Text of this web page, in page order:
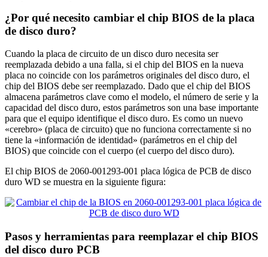
¿Por qué necesito cambiar el chip BIOS de la placa
de disco duro?
Cuando la placa de circuito de un disco duro necesita ser
reemplazada debido a una falla, si el chip del BIOS en la nueva
placa no coincide con los parámetros originales del disco duro, el
chip del BIOS debe ser reemplazado. Dado que el chip del BIOS
almacena parámetros clave como el modelo, el número de serie y la
capacidad del disco duro, estos parámetros son una base importante
para que el equipo identifique el disco duro. Es como un nuevo
«cerebro» (placa de circuito) que no funciona correctamente si no
tiene la «información de identidad» (parámetros en el chip del
BIOS) que coincide con el cuerpo (el cuerpo del disco duro).
El chip BIOS de 2060-001293-001 placa lógica de PCB de disco
duro WD se muestra en la siguiente figura:
Pasos y herramientas para reemplazar el chip BIOS
del disco duro PCB